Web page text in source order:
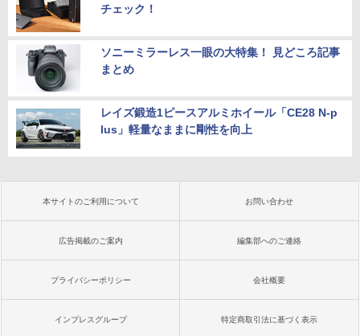
チェック！
ソニーミラーレス一眼の大特集！ 見どころ記事
まとめ
レイズ鍛造1ピースアルミホイール「CE28 N-p
lus」軽量なままに剛性を向上
本サイトのご利用について お問い合わせ
広告掲載のご案内 編集部へのご連絡
プライバシーポリシー 会社概要
インプレスグループ 特定商取引法に基づく表示